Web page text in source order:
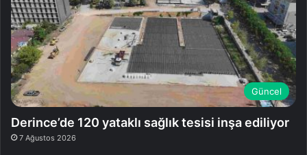
Güncel
Derince’de 120 yataklı sağlık tesisi inşa ediliyor
7 Ağustos 2026